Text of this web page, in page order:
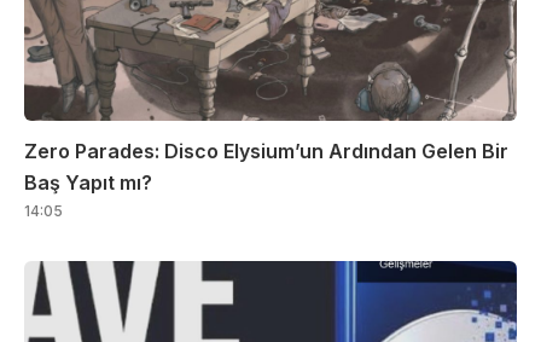
Zero Parades: Disco Elysium’un Ardından Gelen Bir
Baş Yapıt mı?
14:05